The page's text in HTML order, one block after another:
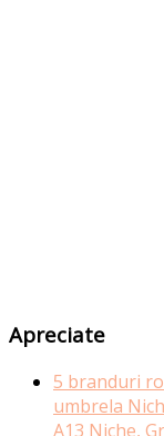
Apreciate
5 branduri
umbrela
A13 Niche,